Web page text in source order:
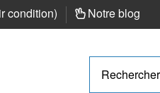
condition) Notre blog